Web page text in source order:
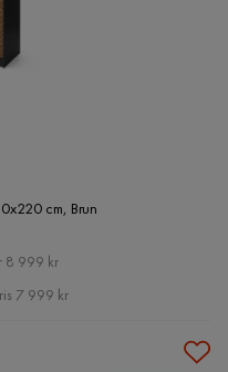
cm, Brun
8 999 kr
7 999 kr